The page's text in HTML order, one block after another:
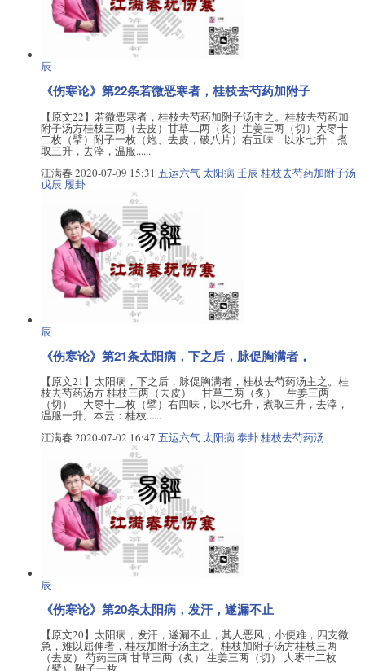
辰
《伤寒论》第22条若微恶寒者，桂枝去芍药加附子
【原文22】若微恶寒者，桂枝去芍药加附子汤主之。桂枝去芍药加
附子汤方桂枝三两（去皮）甘草二两（炙）生姜三两（切）大枣十
二枚（擘）附子一枚（炮、去皮，破八片）右五味，以水七升，煮
取三升，去滓，温服......
江满春 2020-07-09 15:31 五运六气太阳病 壬辰 桂枝去芍药加附子汤
戊辰 履卦
辰
《伤寒论》第21条太阳病，下之后，脉促胸满者，
【原文21】太阳病，下之后，脉促胸满者，桂枝去芍药汤主之。桂
枝去芍药汤方 桂枝三两（去皮） 甘草二两（炙） 生姜三两
（切） 大枣十二枚（擘）右四味，以水七升，煮取三升，去滓，
温服一升。本云：桂枝......
江满春 2020-07-02 16:47 五运六气太阳病 泰卦桂枝去芍药汤
辰
《伤寒论》第20条太阳病，发汗，遂漏不止
【原文20】太阳病，发汗，遂漏不止，其人恶风，小便难，四支微
急，难以屈伸者，桂枝加附子汤主之。桂枝加附子汤方桂枝三两
（去皮） 芍药三两 甘草三两（炙） 生姜三两（切） 大枣十二枚